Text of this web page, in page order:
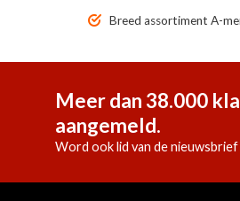
Breed assortiment A-
Meer dan 38.000
aangemeld.
Word ook lid van de